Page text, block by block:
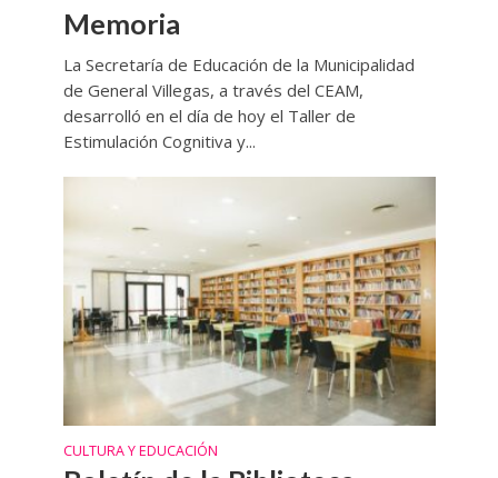
Memoria
La Secretaría de Educación de la Municipalidad
de General Villegas, a través del CEAM,
desarrolló en el día de hoy el Taller de
Estimulación Cognitiva y...
CULTURA Y EDUCACIÓN